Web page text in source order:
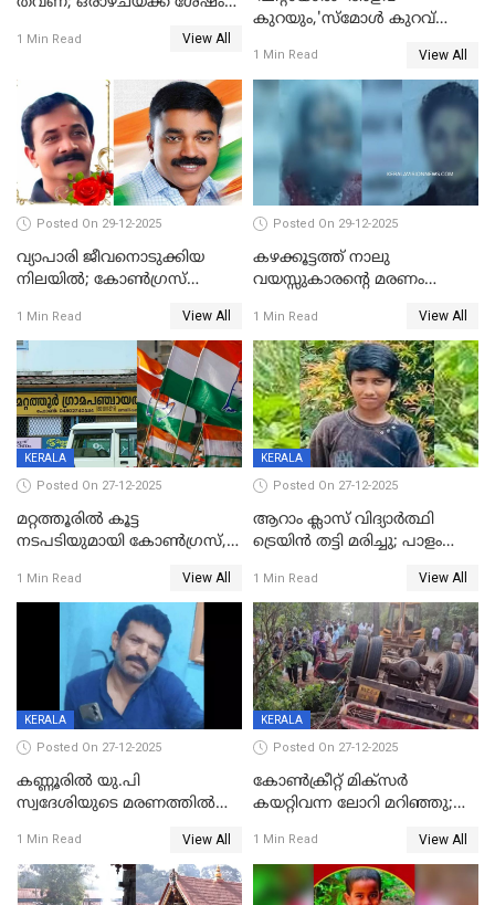
1 Min Read View All
കുറയും,'സ്‌മോൾ കുറവ്
പിഴ
1 Min Read View All
Posted On 29-12-2025
വ്യാപാരി ജീവനൊടുക്കിയ
നിലയില്‍; കോണ്‍ഗ്രസ്
മാനസികപീഡനമെന്ന് കുറിപ്പ്
1 Min Read View All
Posted On 29-12-2025
കഴക്കൂട്ടത്ത് നാലു
വയസ്സുകാരന്റെ മരണം
സുഹൃത്തും പൊലീസ്
കസ്റ്റഡിയിൽ
1 Min Read View All
KERALA
Posted On 27-12-2025
മറ്റത്തൂരിൽ കൂട്ട
നടപടിയുമായി കോണ്‍ഗ്രസ്,
എട്ട് പേര്‍ ഉള്‍പ്പെടെ
പത്തുപേരെ പുറത്താക്കി,
ചൊവ്വന്നൂരിലും നടപടി
1 Min Read View All
KERALA
Posted On 27-12-2025
ആറാം ക്ലാസ് വിദ്യാർത്ഥി
ട്രെയിൻ തട്ടി മരിച്ചു; പാളം
അപകടം മലപ്പുറത്ത്
1 Min Read View All
KERALA
Posted On 27-12-2025
കണ്ണൂരിൽ യു.പി
സ്വദേശിയുടെ മരണത്തിൽ
കേസ്; തർക്കമുണ്ടായത്
ഫേഷ്യലിന് 300 രൂപ
ആവശ്യപ്പെട്ടതിനെച്ചൊല്ലി
1 Min Read View All
KERALA
Posted On 27-12-2025
കോണ്‍ക്രീറ്റ് മിക്‌സര്‍
കയറ്റിവന്ന ലോറി മറിഞ്ഞു;
അപകടം കണ്ണൂരിൽ
1 Min Read View All